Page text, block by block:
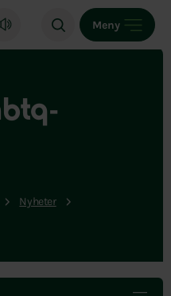
Meny
Nyheter